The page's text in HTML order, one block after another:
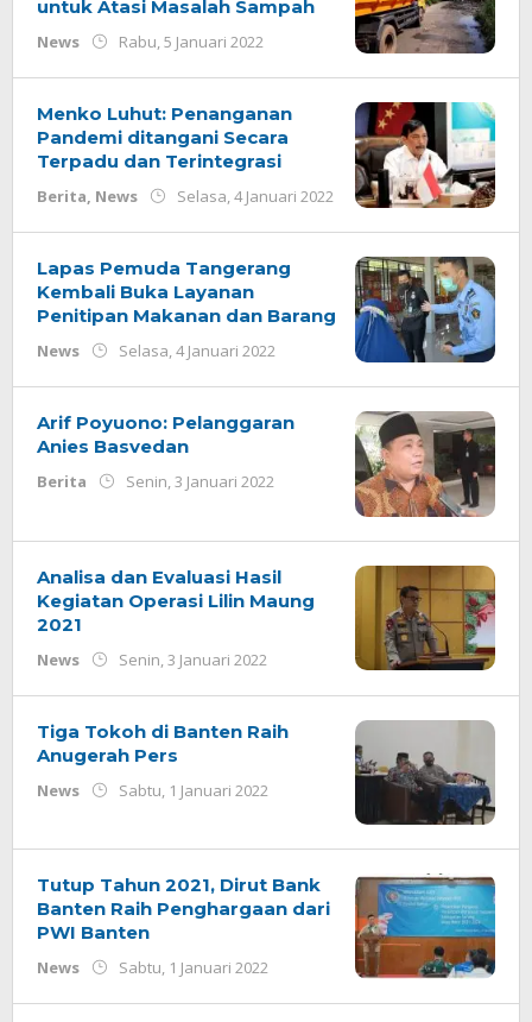
untuk Atasi Masalah Sampah
News Rabu, 5 Januari 2022
Menko Luhut: Penanganan
Pandemi ditangani Secara
Terpadu dan Terintegrasi
Berita, News Selasa, 4 Januari 2022
oleh
Lapas Pemuda Tangerang
Kembali Buka Layanan
Penitipan Makanan dan Barang
News Selasa, 4 Januari 2022
Arif Poyuono: Pelanggaran
Anies Basvedan
Berita Senin, 3 Januari 2022
Analisa dan Evaluasi Hasil
Kegiatan Operasi Lilin Maung
2021
News Senin, 3 Januari 2022
Tiga Tokoh di Banten Raih
Anugerah Pers
News Sabtu, 1 Januari 2022
Tutup Tahun 2021, Dirut Bank
Banten Raih Penghargaan dari
PWI Banten
News Sabtu, 1 Januari 2022